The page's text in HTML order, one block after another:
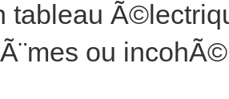
tableau
ou